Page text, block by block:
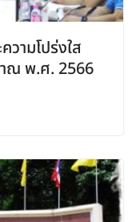
วามโปร่งใส
ณ พ.ศ. 2566